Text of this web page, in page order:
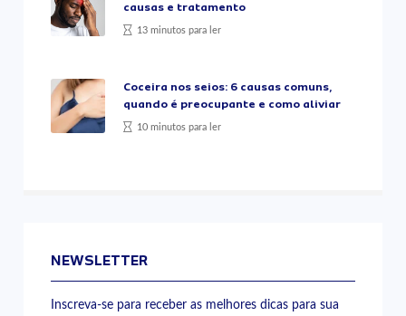
causas e tratamento
13 minutos para ler
Coceira nos seios: 6 causas comuns,
quando é preocupante e como aliviar
10 minutos para ler
NEWSLETTER
Inscreva-se para receber as melhores dicas para sua